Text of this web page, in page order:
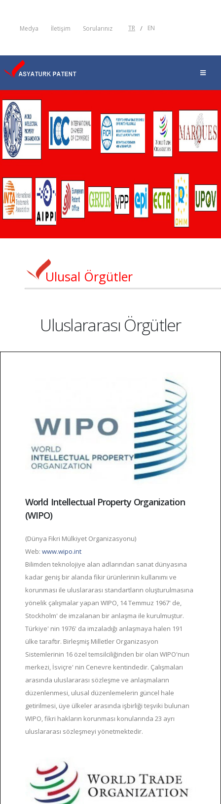
Medya İletişim Sorularınız TR / EN
Ulusal Örgütler
Uluslararası Örgütler
World Intellectual Property Organization
(WIPO)
(Dünya Fikri Mülkiyet Organizasyonu)
Web: www.wipo.int
Bilimden teknolojiye alan adlarından sanat dünyasına
kadar geniş bir alanda fikir ürünlerinin kullanımı ve
korunması ile uluslararası standartların oluşturulmasına
yönelik çalışmalar yapan WIPO, 14 Temmuz 1967' de,
Stockholm' de imzalanan bir anlaşma ile kurulmuştur.
Türkiye' nin 1976' da imzaladığı anlaşmaya halen 191
ülke taraftır. Birleşmiş Milletler Organizasyon
Sistemlerinin 16 özel temsilciliğinden bir olan WIPO'nun
merkezi, İsviçre' nin Cenevre kentindedir. Çalışmaları
arasında uluslararası sözleşme ve anlaşmaların
düzenlenmesi, ulusal düzenlemelerin güncel hale
getirilmesi, üye ülkeler arasında işbirliği teşviki bulunan
WIPO, fikri hakların korunması konularında 23 ayrı
uluslararası sözleşmeyi yönetmektedir.